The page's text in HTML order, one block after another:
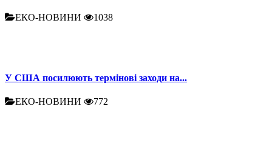
ЕКО-НОВИНИ 1038
У США посилюють термінові заходи на...
ЕКО-НОВИНИ 772